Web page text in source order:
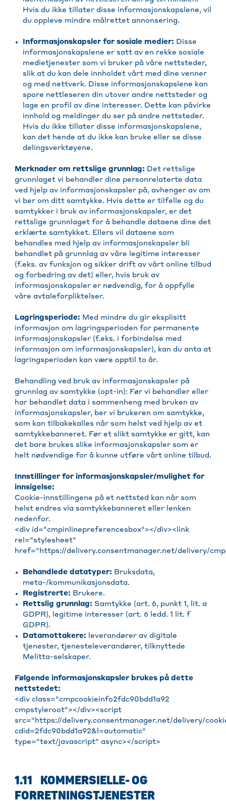
Hvis du ikke tillater disse informasjonskapslene, vil
du oppleve mindre målrettet annonsering.
Informasjonskapsler for sosiale medier: Disse
informasjonskapslene er satt av en rekke sosiale
medietjenester som vi bruker på våre nettsteder,
slik at du kan dele innholdet vårt med dine venner
og med nettverk. Disse informasjonskapslene kan
spore nettleseren din utover andre nettsteder og
lage en profil av dine interesser. Dette kan påvirke
innhold og meldinger du ser på andre nettsteder.
Hvis du ikke tillater disse informasjonskapslene,
kan det hende at du ikke kan bruke eller se disse
delingsverktøyene.
Merknader om rettslige grunnlag: Det rettslige
grunnlaget vi behandler dine personrelaterte data
ved hjelp av informasjonskapsler på, avhenger av om
vi ber om ditt samtykke. Hvis dette er tilfelle og du
samtykker i bruk av informasjonskapsler, er det
rettslige grunnlaget for å behandle dataene dine det
erklærte samtykket. Ellers vil dataene som
behandles med hjelp av informasjonskapsler bli
behandlet på grunnlag av våre legitime interesser
(f.eks. av funksjon og sikker drift av vårt online tilbud
og forbedring av det) eller, hvis bruk av
informasjonskapsler er nødvendig, for å oppfylle
våre avtaleforpliktelser.
Lagringsperiode: Med mindre du gir eksplisitt
informasjon om lagringsperioden for permanente
informasjonskapsler (f.eks. i forbindelse med
informasjon om informasjonskapsler), kan du anta at
lagringsperioden kan være opptil to år.
Behandling ved bruk av informasjonskapsler på
grunnlag av samtykke (opt-in): Før vi behandler eller
har behandlet data i sammenheng med bruken av
informasjonskapsler, ber vi brukeren om samtykke,
som kan tilbakekalles når som helst ved hjelp av et
samtykkebanneret. Før et slikt samtykke er gitt, kan
det bare brukes slike informasjonskapsler som er
helt nødvendige for å kunne utføre vårt online tilbud.
Innstillinger for informasjonskapsler/mulighet for
innsigelse:
Cookie-innstillingene på et nettsted kan når som
helst endres via samtykkebanneret eller lenken
nedenfor.
<div id="cmpinlinepreferencesbox"></div><link
rel="stylesheet"
href="https://delivery.consentmanager.net/delivery/
Behandlede datatyper: Bruksdata,
meta-/kommunikasjonsdata.
Registrerte: Brukere.
Rettslig grunnlag: Samtykke (art. 6, punkt 1, lit. a
GDPR), legitime interesser (art. 6 ledd. 1 lit. f
GDPR).
Datamottakere: leverandører av digitale
tjenester, tjenesteleverandører, tilknyttede
Melitta-selskaper.
Følgende informasjonskapsler brukes på dette
nettstedet:
<div class="cmpcookieinfo2fdc90bdd1a92
cmpstyleroot"></div><script
src="https://delivery.consentmanager.net/delivery/
cdid=2fdc90bdd1a92&l=automatic"
type="text/javascript" async></script>
1.11 KOMMERSIELLE- OG
FORRETNINGSTJENESTER